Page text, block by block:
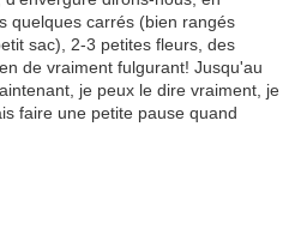
quelques carrés (bien rangés
sac), 2-3 petites fleurs, des
de vraiment fulgurant! Jusqu'au
je peux le dire vraiment, je
faire une petite pause quand